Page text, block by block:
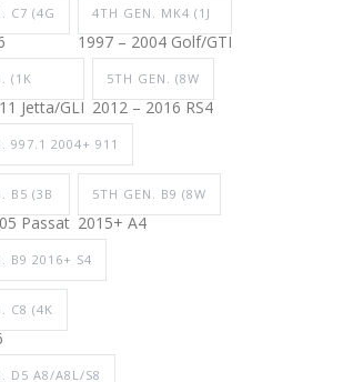
C7 (4G 4TH GEN. MK4 (1J
1997 – 2004 Golf/GTI
(1K
Jetta/GLI
5TH GEN. (8W
2012 – 2016 RS4
997.1 2004+ 911
B5 (3B
Passat
5TH GEN. B9 (8W
2015+ A4
B9 2016+ S4
C8 (4K
D5 A8/A8L/S8